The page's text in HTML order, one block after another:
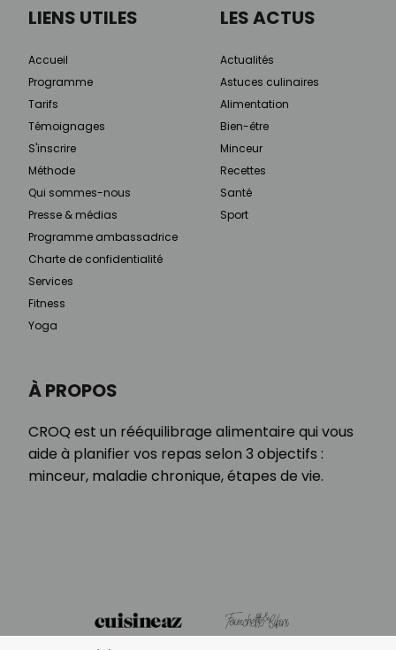
À PROPOS
CROQ est un rééquilibrage alimentaire qui vous
aide à planifier vos repas selon 3 objectifs :
minceur, maladie chronique, étapes de vie.
LIENS UTILES
Accueil
Programme
Tarifs
Témoignages
S'inscrire
Méthode
Qui sommes-nous
Presse & médias
Programme ambassadrice
Charte de confidentialité
Services
Fitness
Yoga
LES ACTUS
Actualités
Astuces culinaires
Alimentation
Bien-être
Minceur
Recettes
Santé
Sport